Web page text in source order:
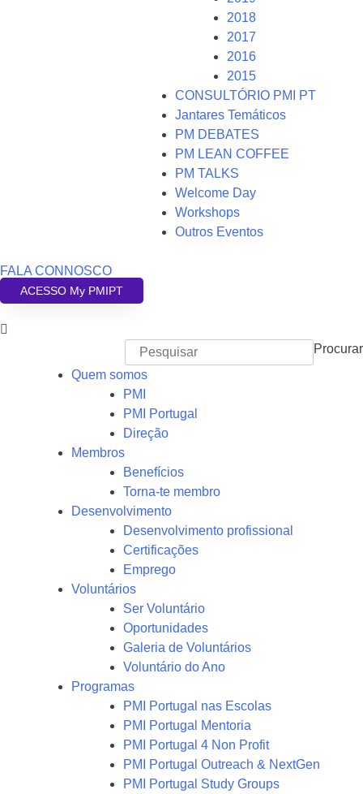
2018
2017
2016
2015
CONSULTÓRIO PMI PT
Jantares Temáticos
PM DEBATES
PM LEAN COFFEE
PM TALKS
Welcome Day
Workshops
Outros Eventos
FALA CONNOSCO
ACESSO My PMIPT
Procurar
Quem somos
PMI
PMI Portugal
Direção
Membros
Benefícios
Torna-te membro
Desenvolvimento
Desenvolvimento profissional
Certificações
Emprego
Voluntários
Ser Voluntário
Oportunidades
Galeria de Voluntários
Voluntário do Ano
Programas
PMI Portugal nas Escolas
PMI Portugal Mentoria
PMI Portugal 4 Non Profit
PMI Portugal Outreach & NextGen
PMI Portugal Study Groups